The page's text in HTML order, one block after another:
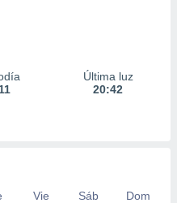
Última luz
20:42
Vie Sáb
Dom